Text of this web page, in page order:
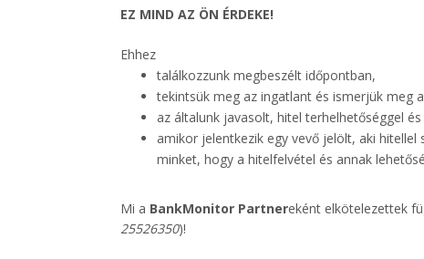
EZ MIND AZ ÖN ÉRDEKE!
Ehhez
találkozzunk megbeszélt időpontban,
tekintsük meg az ingatlant és ismerjük meg
az általunk javasolt, hitel terhelhetőséggel
amikor jelentkezik egy vevő jelölt, aki
minket, hogy a hitelfelvétel és annak
Mi a BankMonitor Partnereként elkötelezettek
25526350)!